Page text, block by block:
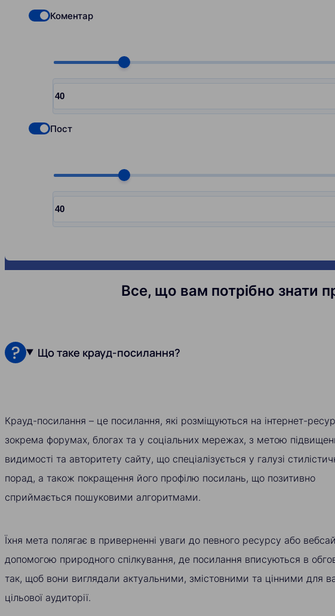
Check if you want to select Dofollow backlinks
Коментар
Choose quantity, pcs
Input quantity, pcs
Check if you want to select Nofollow backlinks
Пост
Choose quantity, pcs
Input quantity, pcs
Все, що вам потрібно знати
Що таке крауд-посилання?
Крауд-посилання – це посилання, які розміщуються на інтернет-
зокрема форумах, блогах та у соціальних мережах, з метою
видимості та авторитету сайту, що спеціалізується у галузі
порад, а також покращення його профілю посилань, що позитивно
сприймається пошуковими алгоритмами.
Їхня мета полягає в приверненні уваги до певного ресурсу або
допомогою природного спілкування, де посилання вписуються в
так, щоб вони виглядали актуальними, змістовними та цінними для
цільової аудиторії.